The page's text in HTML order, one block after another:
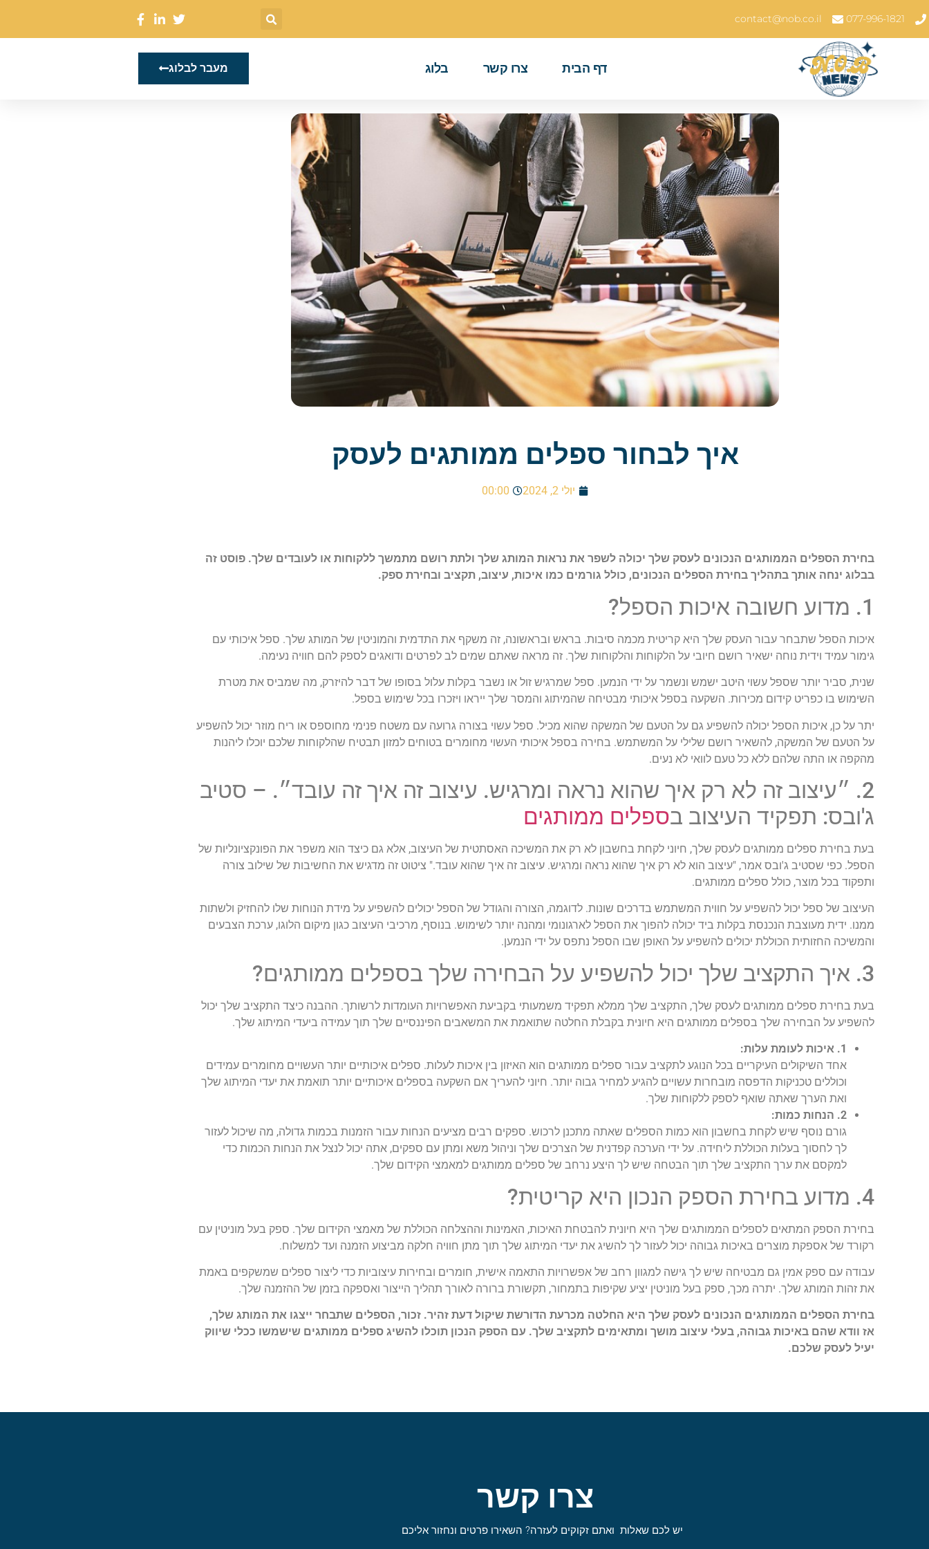
077-996-1821
contact@nob.co.il
דף הבית צרו קשר בלוג מעבר לבלוג
איך לבחור ספלים ממותגים לעסק
יולי 2, 2024 00:00
בחירת הספלים הממותגים הנכונים לעסק שלך יכולה לשפר את נראות המותג שלך ולתת רושם מתמשך ללקוחות או לעובדים שלך. פוסט זה
בבלוג ינחה אותך בתהליך בחירת הספלים הנכונים, כולל גורמים כמו איכות, עיצוב, תקציב ובחירת ספק.
1. מדוע חשובה איכות הספל?
איכות הספל שתבחר עבור העסק שלך היא קריטית מכמה סיבות. בראש ובראשונה, זה משקף את התדמית והמוניטין של המותג שלך. ספל איכותי עם
גימור עמיד וידית נוחה ישאיר רושם חיובי על הלקוחות והלקוחות שלך. זה מראה שאתם שמים לב לפרטים ודואגים לספק להם חוויה נעימה.
שנית, סביר יותר שספל עשוי היטב ישמש ונשמר על ידי הנמען. ספל שמרגיש זול או נשבר בקלות עלול בסופו של דבר להיזרק, מה שמביס את מטרת
השימוש בו כפריט קידום מכירות. השקעה בספל איכותי מבטיחה שהמיתוג והמסר שלך ייראו ויזכרו בכל שימוש בספל.
יתר על כן, איכות הספל יכולה להשפיע גם על הטעם של המשקה שהוא מכיל. ספל עשוי בצורה גרועה עם משטח פנימי מחוספס או ריח מוזר יכול להשפיע
על הטעם של המשקה, להשאיר רושם שלילי על המשתמש. בחירה בספל איכותי העשוי מחומרים בטוחים למזון תבטיח שהלקוחות שלכם יוכלו ליהנות
מהקפה או התה שלהם ללא כל טעם לוואי לא נעים.
2. ״עיצוב זה לא רק איך שהוא נראה ומרגיש. עיצוב זה איך זה עובד״. – סטיב
ג'ובס: תפקיד העיצוב בספלים ממותגים
בעת בחירת ספלים ממותגים לעסק שלך, חיוני לקחת בחשבון לא רק את המשיכה האסתטית של העיצוב, אלא גם כיצד הוא משפר את הפונקציונליות של
הספל. כפי שסטיב ג'ובס אמר, "עיצוב הוא לא רק איך שהוא נראה ומרגיש. עיצוב זה איך שהוא עובד." ציטוט זה מדגיש את החשיבות של שילוב צורה
ותפקוד בכל מוצר, כולל ספלים ממותגים.
העיצוב של ספל יכול להשפיע על חווית המשתמש בדרכים שונות. לדוגמה, הצורה והגודל של הספל יכולים להשפיע על מידת הנוחות שלו להחזיק ולשתות
ממנו. ידית מעוצבת הנכנסת בקלות ביד יכולה להפוך את הספל לארגונומי ומהנה יותר לשימוש. בנוסף, מרכיבי העיצוב כגון מיקום הלוגו, ערכת הצבעים
והמשיכה החזותית הכוללת יכולים להשפיע על האופן שבו הספל נתפס על ידי הנמען.
3. איך התקציב שלך יכול להשפיע על הבחירה שלך בספלים ממותגים?
בעת בחירת ספלים ממותגים לעסק שלך, התקציב שלך ממלא תפקיד משמעותי בקביעת האפשרויות העומדות לרשותך. ההבנה כיצד התקציב שלך יכול
להשפיע על הבחירה שלך בספלים ממותגים היא חיונית בקבלת החלטה שתואמת את המשאבים הפיננסיים שלך תוך עמידה ביעדי המיתוג שלך.
1. איכות לעומת עלות:
אחד השיקולים העיקריים בכל הנוגע לתקציב עבור ספלים ממותגים הוא האיזון בין איכות לעלות. ספלים איכותיים יותר העשויים מחומרים עמידים
וכוללים טכניקות הדפסה מובחרות עשויים להגיע למחיר גבוה יותר. חיוני להעריך אם השקעה בספלים איכותיים יותר תואמת את יעדי המיתוג שלך
ואת הערך שאתה שואף לספק ללקוחות שלך.
2. הנחות כמות:
גורם נוסף שיש לקחת בחשבון הוא כמות הספלים שאתה מתכנן לרכוש. ספקים רבים מציעים הנחות עבור הזמנות בכמות גדולה, מה שיכול לעזור
לך לחסוך בעלות הכוללת ליחידה. על ידי הערכה קפדנית של הצרכים שלך וניהול משא ומתן עם ספקים, אתה יכול לנצל את הנחות הכמות כדי
למקסם את ערך התקציב שלך תוך הבטחה שיש לך היצע נרחב של ספלים ממותגים למאמצי הקידום שלך.
4. מדוע בחירת הספק הנכון היא קריטית?
בחירת הספק המתאים לספלים הממותגים שלך היא חיונית להבטחת האיכות, האמינות וההצלחה הכוללת של מאמצי הקידום שלך. ספק בעל מוניטין עם
רקורד של אספקת מוצרים באיכות גבוהה יכול לעזור לך להשיג את יעדי המיתוג שלך תוך מתן חוויה חלקה מביצוע הזמנה ועד למשלוח.
עבודה עם ספק אמין גם מבטיחה שיש לך גישה למגוון רחב של אפשרויות התאמה אישית, חומרים ובחירות עיצוביות כדי ליצור ספלים שמשקפים באמת
את זהות המותג שלך. יתרה מכך, ספק בעל מוניטין יציע שקיפות בתמחור, תקשורת ברורה לאורך תהליך הייצור ואספקה בזמן של ההזמנה שלך.
בחירת הספלים הממותגים הנכונים לעסק שלך היא החלטה מכרעת הדורשת שיקול דעת זהיר. זכור, הספלים שתבחר ייצגו את המותג שלך,
אז וודא שהם באיכות גבוהה, בעלי עיצוב מושך ומתאימים לתקציב שלך. עם הספק הנכון תוכלו להשיג ספלים ממותגים שישמשו ככלי שיווק
יעיל לעסק שלכם.
צרו קשר
יש לכם שאלות ואתם זקוקים לעזרה? השאירו פרטים ונחזור אליכם